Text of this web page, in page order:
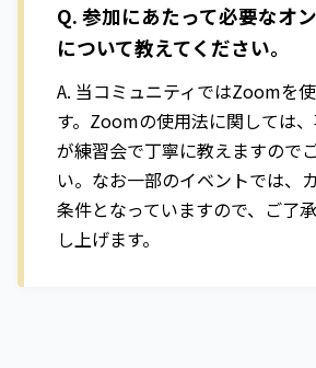
Q. 参加にあたって必要なオ
について教えてください。
A. 当コミュニティではZoomを
す。Zoomの使用法に関しては
が練習会で丁寧に教えますので
い。なお一部のイベントでは、
条件となっていますので、ご了
し上げます。